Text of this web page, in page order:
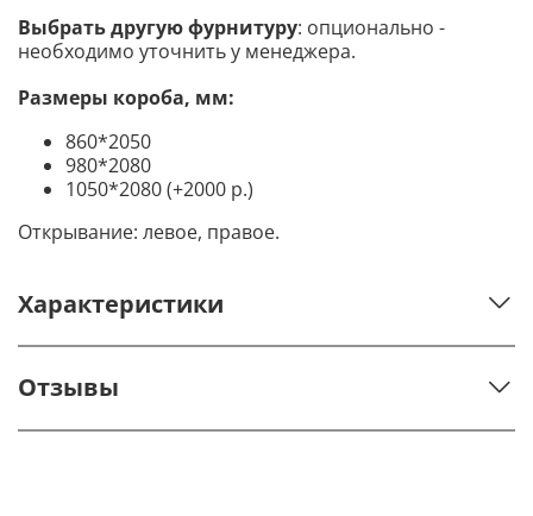
Выбрать другую фурнитуру: опционально -
необходимо уточнить у менеджера.
Размеры короба, мм:
860*2050
980*2080
1050*2080 (+2000 р.)
Открывание: левое, правое.
Характеристики
Отзывы